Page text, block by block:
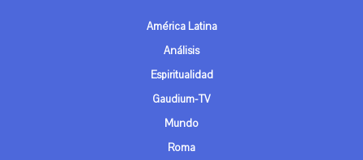
América Latina
Análisis
Espiritualidad
Gaudium-TV
Mundo
Roma